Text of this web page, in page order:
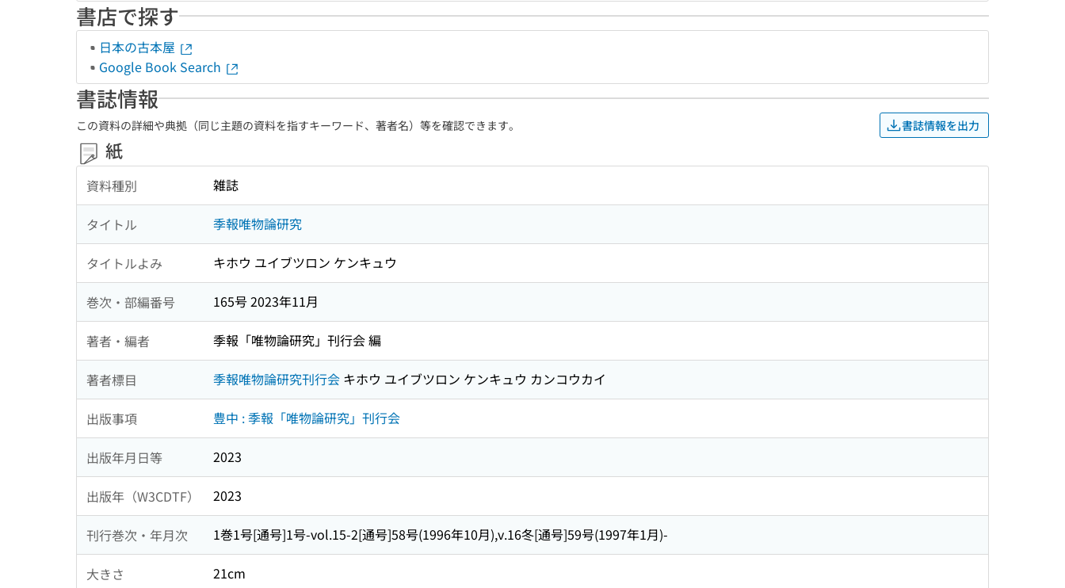
書店で探す
日本の古本屋
Google Book Search
書誌情報
この資料の詳細や典拠（同じ主題の資料を指すキーワード、著者名）等を確認できます。 書誌情報を出力
紙
資料種別 雑誌
タイトル 季報唯物論研究
タイトルよみ キホウ ユイブツロン ケンキュウ
巻次・部編番号 165号 2023年11月
著者・編者 季報「唯物論研究」刊行会 編
著者標目 季報唯物論研究刊行会 キホウ ユイブツロン ケンキュウ カンコウカイ
出版事項 豊中 : 季報「唯物論研究」刊行会
出版年月日等 2023
出版年（W3CDTF） 2023
刊行巻次・年月次 1巻1号[通号]1号-vol.15-2[通号]58号(1996年10月),v.16冬[通号]59号(1997年1月)-
大きさ 21cm